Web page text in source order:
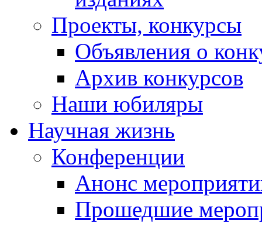
Проекты, конкурсы
Объявления о
Архив конкурсов
Наши юбиляры
Научная жизнь
Конференции
Анонс
Прошедшие